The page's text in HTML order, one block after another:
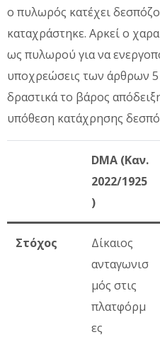
ο πυλωρός κατέχει
καταχράστηκε. Αρκεί ο
ως πυλωρού για να
υποχρεώσεις των άρθρων 5
δραστικά το βάρος
υπόθεση κατάχρησης
DMA (Καν.
2022/1925
)
Στόχος
Δίκαιος
ανταγωνισ
μός στις
πλατφόρμ
ες